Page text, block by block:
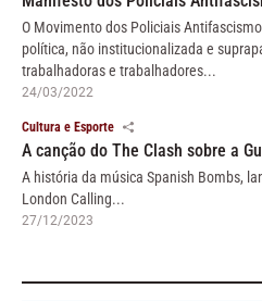
O Movimento dos Policiais
política, não institucionalizada e
trabalhadoras e trabalhadores...
24/03/2022
Cultura e Esporte
A canção do The Clash sobre a
A história da música Spanish Bombs,
London Calling...
27/12/2023